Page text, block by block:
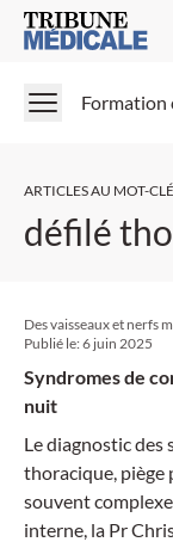
Medical Tribune
Formation
ARTICLES AU MOT-CLÉ
défilé
Des vaisseaux et nerfs
Publié le:6 juin 2025
Syndromes de
nuit
Le diagnostic des
thoracique, piège
souvent
interne, la Pr